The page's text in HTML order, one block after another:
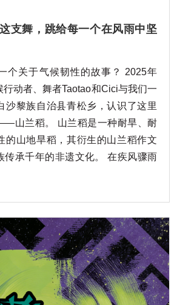
支舞，跳给每一个在风雨中坚
个关于气候韧性的故事？ 2025年
动者、舞者Taotao和Cici与我们一
沙黎族自治县青松乡，认识了这里
山兰稻。 山兰稻是一种耐旱、耐
的山地旱稻，其衍生的山兰稻作文
传承千年的非遗文化。 在疾风骤雨